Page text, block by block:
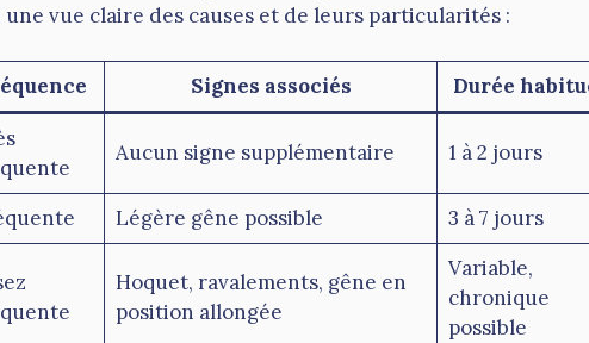
vue claire des causes et de leurs particularités :
Signes associés
Durée
Aucun signe supplémentaire 1 à 2 jours
Légère gêne possible 3 à 7 jours
Hoquet, ravalements, gêne en
position allongée
Variable,
chronique
possible